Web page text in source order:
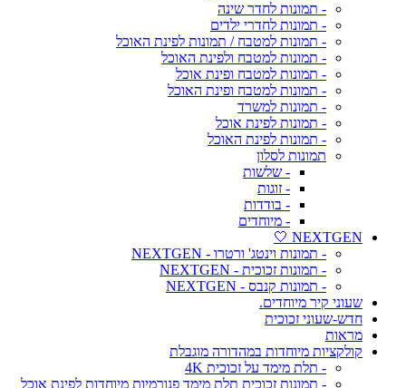
- תמונות לחדר שינה
- תמונות לחדרי ילדים
- תמונות למטבח / תמונות לפינת האוכל
- תמונות למטבח ולפינת האוכל
- תמונות למטבח ופינת אוכל
- תמונות למטבח ופינת האוכל
- תמונות למשרד
- תמונות לפינת אוכל
- תמונות לפינת האוכל
תמונות לסלון
- שלשות
- זוגות
- בודדות
- מיוחדים
NEXTGEN 🤍
- תמונות וינטג' ורטרו - NEXTGEN
- תמונות זכוכית - NEXTGEN
- תמונות קנבס - NEXTGEN
שעוני קיר מיוחדים.
חדש-שעוני זכוכית
מראות
קולקציות מיוחדות במהדורה מוגבלת
- תלת מימד על זכוכית 4K
- תמונות זכוכית תלת מימד פנורמיות מיוחדות לפינת אוכל